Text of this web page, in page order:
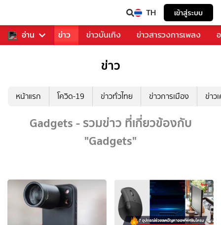
TH เข้าสู่ระบบ
อ่าน
คุณ กีฬา ข่าว ข่าวบันเทิง ข่าวสารวงการเพลง
ข่าว
หน้าแรก โควิด-19 ข่าวทั่วไทย ข่าวการเมือง ข่าว
Gadgets - รวมข่าว ที่เกี่ยวข้องกับ
"Gadgets"